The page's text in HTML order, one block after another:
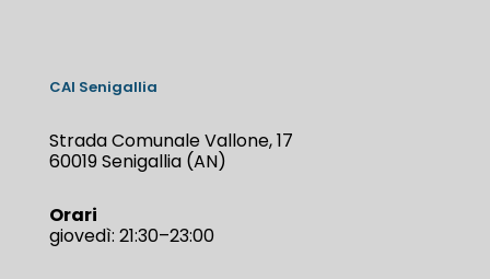
CAI Senigallia
Strada Comunale Vallone, 17
60019 Senigallia (AN)
Orari
giovedì: 21:30–23:00